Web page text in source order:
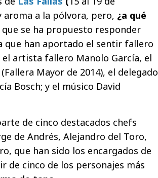
aroma a la pólvora, pero, ¿a qué
que se ha propuesto responder
que han aportado el sentir fallero
artista fallero Manolo García, el
Mayor de 2014), el delegado
Bosch; y el músico David
de cinco destacados chefs
de Andrés, Alejandro del Toro,
que han sido los encargados de
de cinco de los personajes más